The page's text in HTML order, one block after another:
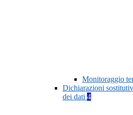
Monitoraggio
Dichiarazioni
dei dati 4